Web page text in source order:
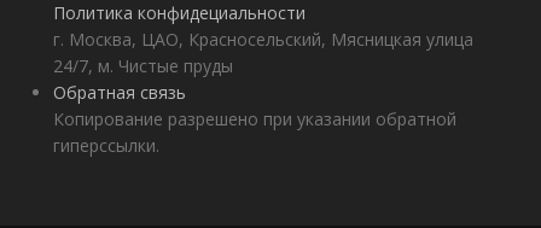
Политика конфидециальности
г. Москва, ЦАО, Красносельский, Мясницкая улица
24/7, м. Чистые пруды
Обратная связь
Копирование разрешено при указании обратной
гиперссылки.